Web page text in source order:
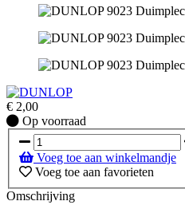
€ 2,00
Op
voorraad
Op voorraad
Voeg toe aan winkelmandje
Voeg toe aan favorieten
Omschrijving